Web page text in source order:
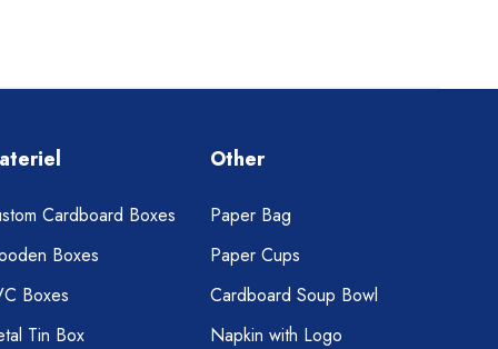
Cardboard Boxes
Boxes
Boxes
Tin Box
Other
Paper Bag
Paper Cups
Cardboard Soup Bowl
Napkin with Logo